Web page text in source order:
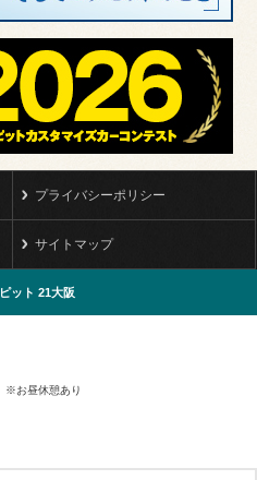
プライバシーポリシー
サイトマップ
ット 21大阪
※お昼休憩あり